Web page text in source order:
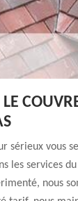
LE
sérieux vous
les services
nous